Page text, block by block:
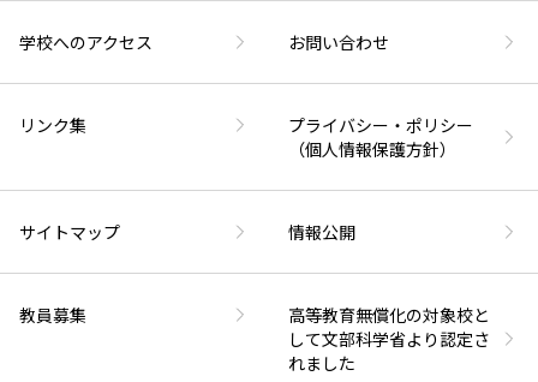
学校へのアクセス お問い合わせ
リンク集
プライバシー・ポリシー
（個人情報保護方針）
サイトマップ 情報公開
教員募集
高等教育無償化の対象校と
して文部科学省より認定さ
れました